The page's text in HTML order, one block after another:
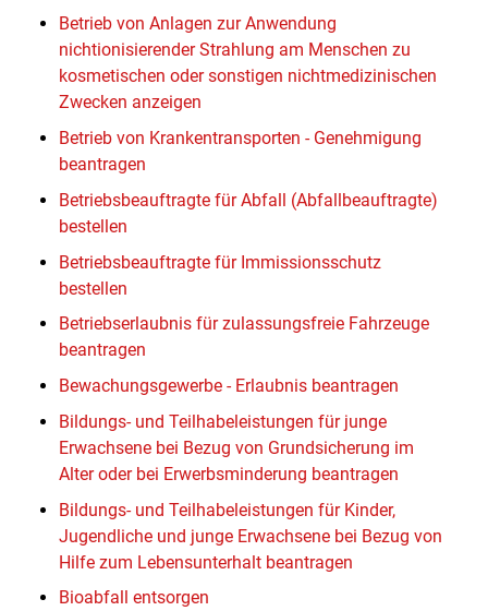
Betrieb von Anlagen zur Anwendung
nichtionisierender Strahlung am Menschen zu
kosmetischen oder sonstigen nichtmedizinischen
Zwecken anzeigen
Betrieb von Krankentransporten - Genehmigung
beantragen
Betriebsbeauftragte für Abfall (Abfallbeauftragte)
bestellen
Betriebsbeauftragte für Immissionsschutz
bestellen
Betriebserlaubnis für zulassungsfreie Fahrzeuge
beantragen
Bewachungsgewerbe - Erlaubnis beantragen
Bildungs- und Teilhabeleistungen für junge
Erwachsene bei Bezug von Grundsicherung im
Alter oder bei Erwerbsminderung beantragen
Bildungs- und Teilhabeleistungen für Kinder,
Jugendliche und junge Erwachsene bei Bezug von
Hilfe zum Lebensunterhalt beantragen
Bioabfall entsorgen